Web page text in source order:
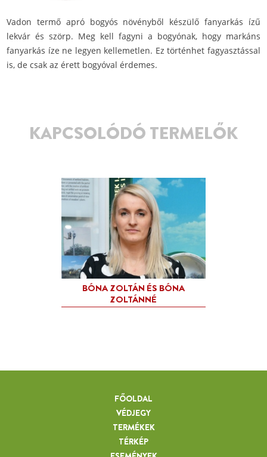
Vadon termő apró bogyós növényből készülő fanyarkás ízű
lekvár és szörp. Meg kell fagyni a bogyónak, hogy markáns
fanyarkás íze ne legyen kellemetlen. Ez történhet fagyasztással
is, de csak az érett bogyóval érdemes.
KAPCSOLÓDÓ TERMELŐK
FŐOLDAL
VÉDJEGY
TERMÉKEK
TÉRKÉP